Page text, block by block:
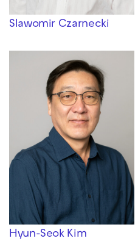
Slawomir Czarnecki
Hyun-Seok Kim